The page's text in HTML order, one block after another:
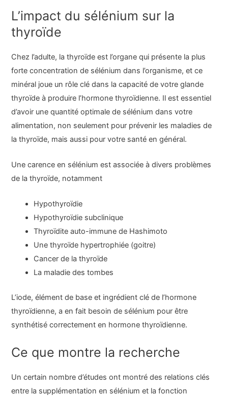
L’impact du sélénium sur la
thyroïde
Chez l’adulte, la thyroïde est l’organe qui présente la plus
forte concentration de sélénium dans l’organisme, et ce
minéral joue un rôle clé dans la capacité de votre glande
thyroïde à produire l’hormone thyroïdienne. Il est essentiel
d’avoir une quantité optimale de sélénium dans votre
alimentation, non seulement pour prévenir les maladies de
la thyroïde, mais aussi pour votre santé en général.
Une carence en sélénium est associée à divers problèmes
de la thyroïde, notamment
Hypothyroïdie
Hypothyroïdie subclinique
Thyroïdite auto-immune de Hashimoto
Une thyroïde hypertrophiée (goitre)
Cancer de la thyroïde
La maladie des tombes
L’iode, élément de base et ingrédient clé de l’hormone
thyroïdienne, a en fait besoin de sélénium pour être
synthétisé correctement en hormone thyroïdienne.
Ce que montre la recherche
Un certain nombre d’études ont montré des relations clés
entre la supplémentation en sélénium et la fonction